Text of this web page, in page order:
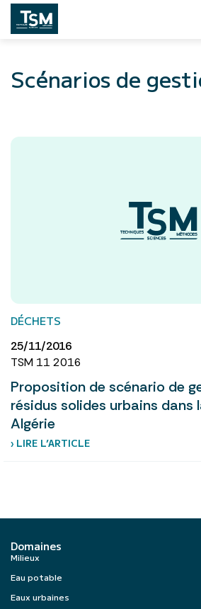
Scénarios de
DÉCHETS
25/11/2016
TSM 11 2016
Proposition de scénario de
résidus solides urbains dans
Algérie
› LIRE L’ARTICLE
Domaines
Milieux
Eau potable
Eaux urbaines